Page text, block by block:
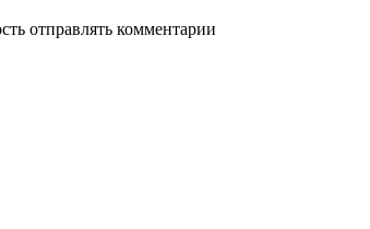
отправлять комментарии